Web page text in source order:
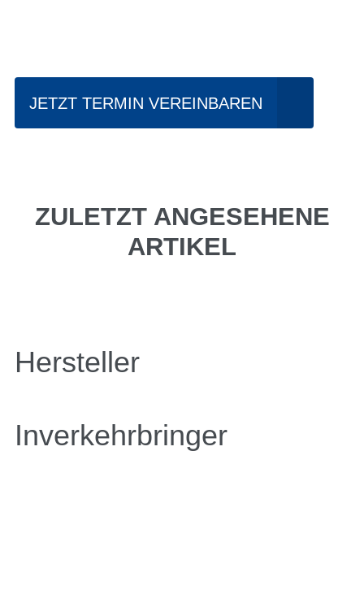
JETZT TERMIN VEREINBAREN
ZULETZT ANGESEHENE
ARTIKEL
Hersteller
Inverkehrbringer